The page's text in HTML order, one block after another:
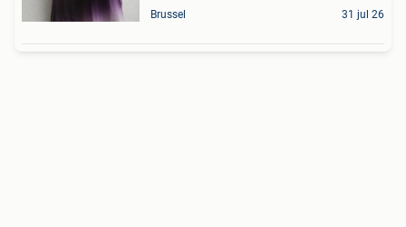
Brussel 31 jul 26